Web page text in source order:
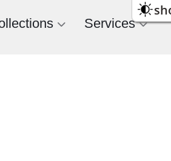
Services